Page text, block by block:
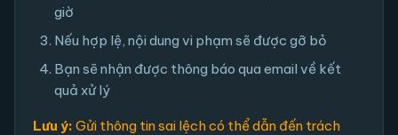
giờ
Nếu hợp lệ, nội dung vi phạm sẽ được gỡ bỏ
Bạn sẽ nhận được thông báo qua email về kết
quả xử lý
Lưu ý: Gửi thông tin sai lệch có thể dẫn đến trách